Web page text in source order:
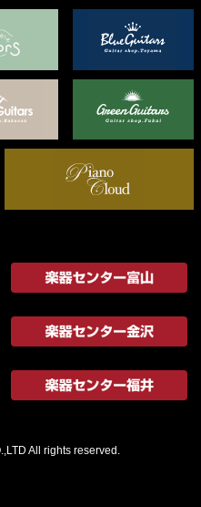
All rights reserved.